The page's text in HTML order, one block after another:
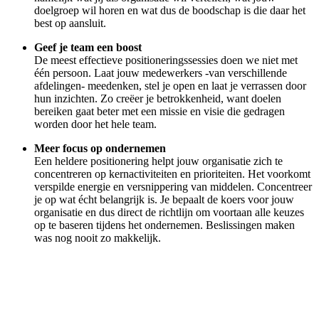
doelgroep wil horen en wat dus de boodschap is die daar het
best op aansluit.
Geef je team een boost
De meest effectieve positioneringssessies doen we niet met
één persoon. Laat jouw medewerkers -van verschillende
afdelingen- meedenken, stel je open en laat je verrassen door
hun inzichten. Zo creëer je betrokkenheid, want doelen
bereiken gaat beter met een missie en visie die gedragen
worden door het hele team.
Meer focus op ondernemen
Een heldere positionering helpt jouw organisatie zich te
concentreren op kernactiviteiten en prioriteiten. Het voorkomt
verspilde energie en versnippering van middelen. Concentreer
je op wat écht belangrijk is. Je bepaalt de koers voor jouw
organisatie en dus direct de richtlijn om voortaan alle keuzes
op te baseren tijdens het ondernemen. Beslissingen maken
was nog nooit zo makkelijk.